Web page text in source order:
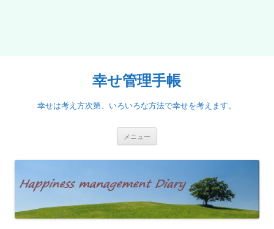
幸せ管理手帳
幸せは考え方次第、いろいろな方法で幸せを考えます。
メニュー
ン
ス
キ
ッ
プ